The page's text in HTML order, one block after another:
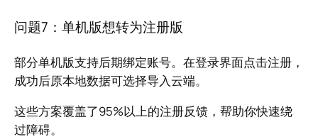
问题7：单机版想转为注册版
部分单机版支持后期绑定账号。在登录界面点击注册，
成功后原本地数据可选择导入云端。
这些方案覆盖了95%以上的注册反馈，帮助你快速绕
过障碍。